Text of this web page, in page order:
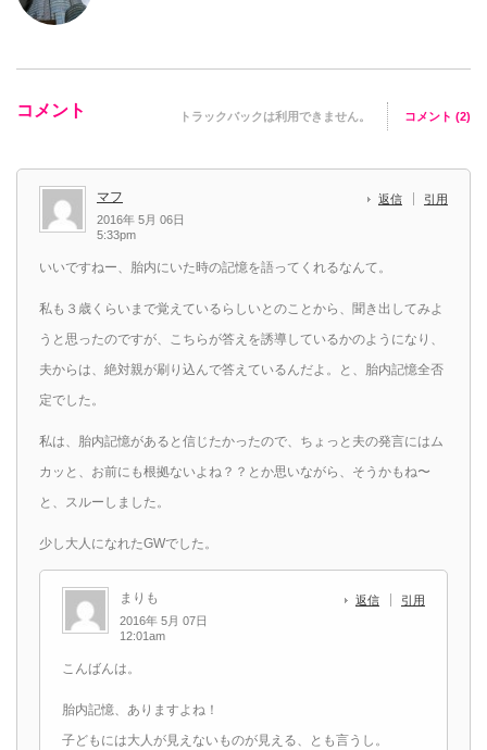
コメント トラックバックは利用できません。 コメント (2)
マフ
2016年 5月 06日
5:33pm
返信 引用
いいですねー、胎内にいた時の記憶を語ってくれるなんて。
私も３歳くらいまで覚えているらしいとのことから、聞き出してみよ
うと思ったのですが、こちらが答えを誘導しているかのようになり、
夫からは、絶対親が刷り込んで答えているんだよ。と、胎内記憶全否
定でした。
私は、胎内記憶があると信じたかったので、ちょっと夫の発言にはム
カッと、お前にも根拠ないよね？？とか思いながら、そうかもね〜
と、スルーしました。
少し大人になれたGWでした。
まりも
2016年 5月 07日
12:01am
返信 引用
こんばんは。
胎内記憶、ありますよね！
子どもには大人が見えないものが見える、とも言うし。